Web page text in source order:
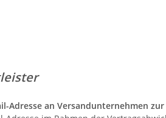
Adresse an Versandunternehmen